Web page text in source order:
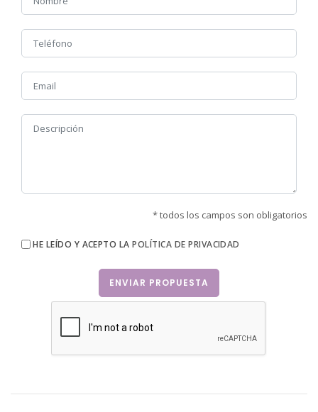
* todos los campos son obligatorios
HE LEÍDO Y ACEPTO LAPOLÍTICA DE PRIVACIDAD
ENVIAR PROPUESTA